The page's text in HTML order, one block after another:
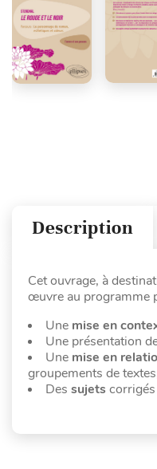
Description
Cet ouvrage, à
œuvre au programme
Une mise en
Une présentation
Une mise en
groupements de
Des sujets corrigés